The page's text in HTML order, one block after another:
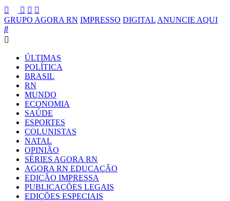
GRUPO AGORA RN IMPRESSO DIGITAL ANUNCIE AQUI
ÚLTIMAS
POLÍTICA
BRASIL
RN
MUNDO
ECONOMIA
SAÚDE
ESPORTES
COLUNISTAS
NATAL
OPINIÃO
SÉRIES AGORA RN
AGORA RN EDUCAÇÃO
EDIÇÃO IMPRESSA
PUBLICAÇÕES LEGAIS
EDIÇÕES ESPECIAIS